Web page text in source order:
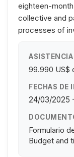
eighteen-
collective and
processes of
99.990 US$
FECHAS DE
24/03/2025
Formulario
Budget and